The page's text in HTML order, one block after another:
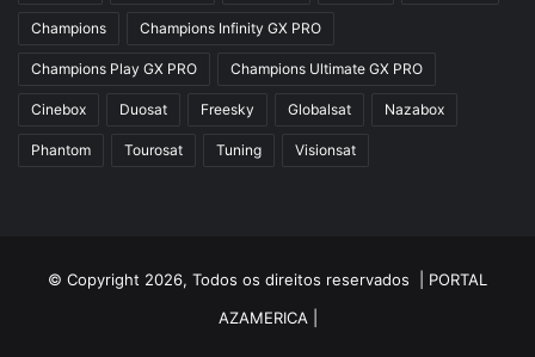
Azfox
Azgold
Azplus
Azsat
Blade B1
Champions
Champions Champions Infinity GX PRO
Champions Play GX PRO Champions Ultimate GX PRO
Cinebox Duosat Freesky Globalsat Nazabox
Phantom Tourosat Tuning Visionsat
© Copyright 2026, Todos os direitos reservados | PORTAL
AZAMERICA|